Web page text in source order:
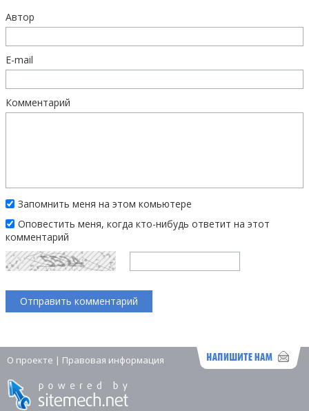
Автор
E-mail
Комментарий
Запомнить меня на этом комьютере
Оповестить меня, когда кто-нибудь ответит на этот
комментарий
О проекте | Правовая информация